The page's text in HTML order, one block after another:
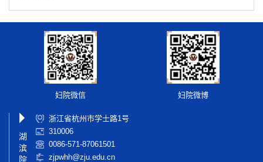
妇院微信 妇院微博
湖
滨
院
浙江省杭州市学士路1号
310006
0086-571-87061501
zjpwhh@zju.edu.cn